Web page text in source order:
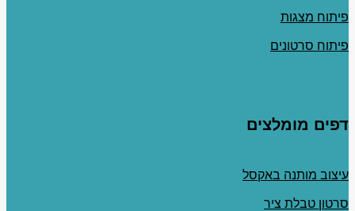
פיתוח מצגות
פיתוח סרטונים
דפים מומלצים
עיצוב מותנה באקסל
סרטון טבלת ציר